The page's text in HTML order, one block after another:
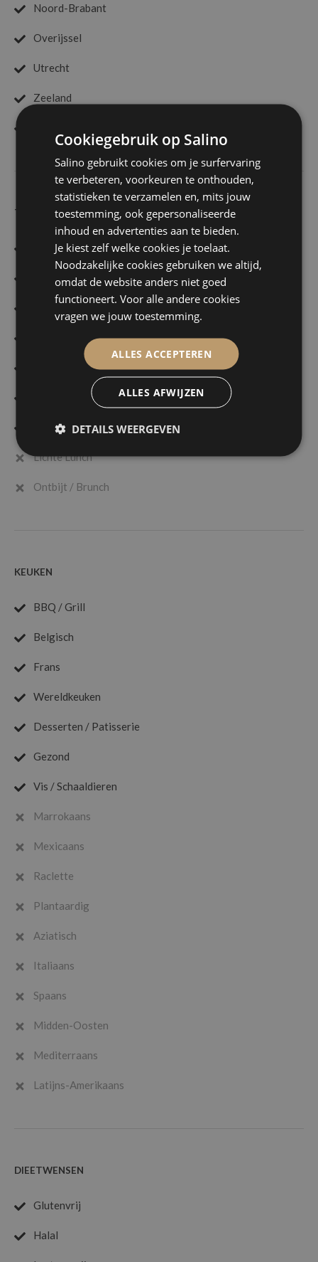
Noord-Brabant
Overijssel
Utrecht
Zeeland
TYPE CATERING
Buffetten
Food Sharing
Kok aan huis
Live Cooking
Seated Dinner
Walking Dinner
Lichte Lunch
Ontbijt / Brunch
KEUKEN
BBQ / Grill
Belgisch
Frans
Wereldkeuken
Desserten / Patisserie
Gezond
Vis / Schaaldieren
Marrokaans
Mexicaans
Raclette
Plantaardig
Aziatisch
Italiaans
Spaans
Midden-Oosten
Mediterraans
Latijns-Amerikaans
DIEETWENSEN
Glutenvrij
Halal
Cookiegebruik op Salino
Salino gebruikt cookies om je surfervaring
te verbeteren, voorkeuren te onthouden,
statistieken te verzamelen en, mits jouw
toestemming, ook gepersonaliseerde
inhoud en advertenties aan te bieden.
Je kiest zelf welke cookies je toelaat.
Noodzakelijke cookies gebruiken we altijd,
omdat de website anders niet goed
functioneert. Voor alle andere cookies
vragen we jouw toestemming.
ALLES ACCEPTEREN
ALLES AFWIJZEN
DETAILS WEERGEVEN